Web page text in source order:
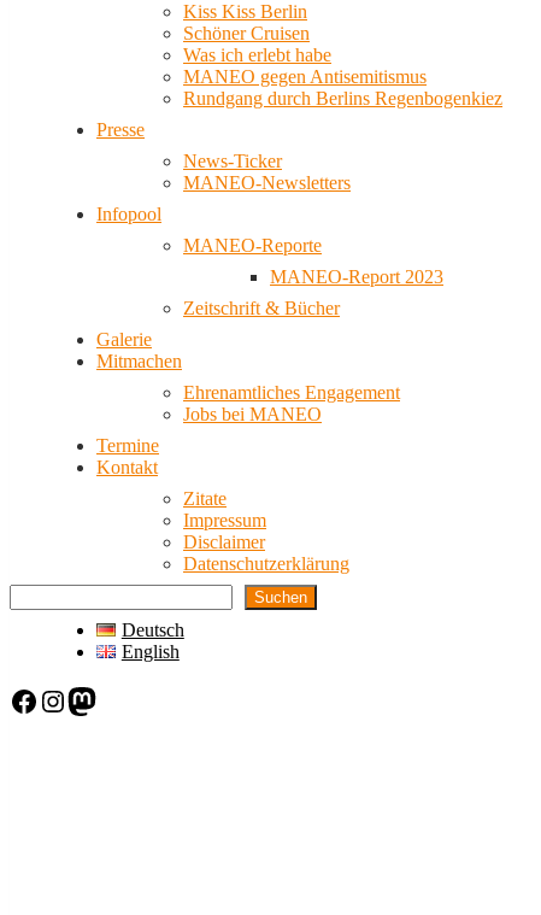
Kiss Kiss Berlin
Schöner Cruisen
Was ich erlebt habe
MANEO gegen Antisemitismus
Rundgang durch Berlins Regenbogenkiez
Presse
News-Ticker
MANEO-Newsletters
Infopool
MANEO-Reporte
MANEO-Report 2023
Zeitschrift & Bücher
Galerie
Mitmachen
Ehrenamtliches Engagement
Jobs bei MANEO
Termine
Kontakt
Zitate
Impressum
Disclaimer
Datenschutzerklärung
Suchen
Deutsch
English
Facebook Instagram Mastodon